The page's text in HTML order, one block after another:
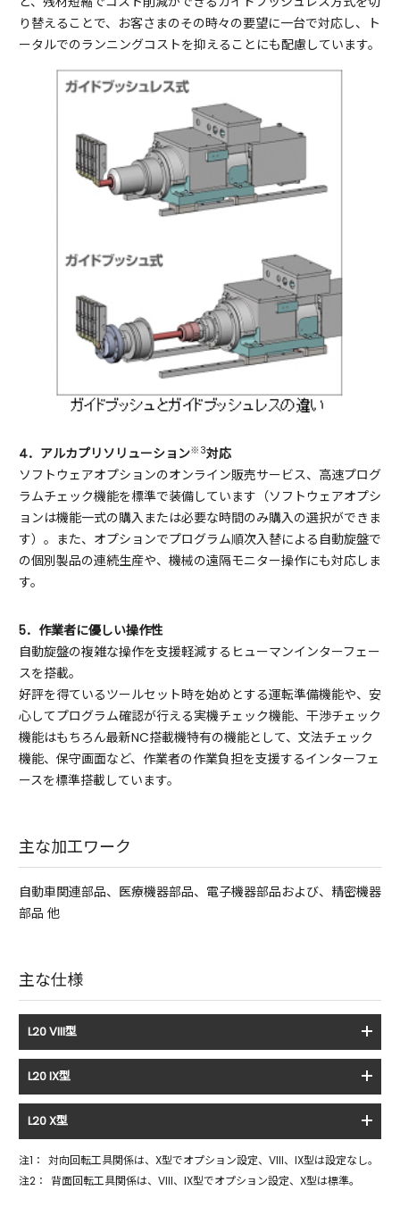
り替えることで、お客さまのその時々の要望に一台で対応し、ト
ータルでのランニングコストを抑えることにも配慮しています。
4．アルカプリソリューション※3対応
ソフトウェアオプションのオンライン販売サービス、高速プログ
ラムチェック機能を標準で装備しています（ソフトウェアオプシ
ョンは機能一式の購入または必要な時間のみ購入の選択ができま
す）。また、オプションでプログラム順次入替による自動旋盤で
の個別製品の連続生産や、機械の遠隔モニター操作にも対応しま
す。
5．作業者に優しい操作性
自動旋盤の複雑な操作を支援軽減するヒューマンインターフェー
スを搭載。
好評を得ているツールセット時を始めとする運転準備機能や、安
心してプログラム確認が行える実機チェック機能、干渉チェック
機能はもちろん最新NC搭載機特有の機能として、文法チェック
機能、保守画面など、作業者の作業負担を支援するインターフェ
ースを標準搭載しています。
主な加工ワーク
自動車関連部品、医療機器部品、電子機器部品および、精密機器
部品 他
主な仕様
L20 VIII型
L20 IX型
L20 X型
注1： 対向回転工具関係は、X型でオプション設定、VIII、IX型は設定なし。
注2： 背面回転工具関係は、VIII、IX型でオプション設定、X型は標準。